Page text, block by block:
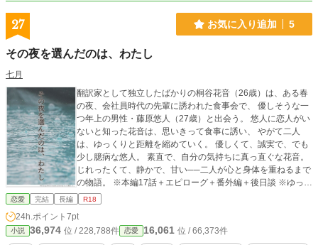
27 お気に入り追加 5
その夜を選んだのは、わたし
七月
翻訳家として独立したばかりの桐谷花音（26歳）は、ある春
の夜、会社員時代の先輩に誘われた食事会で、 優しそうな一
つ年上の男性・藤原悠人（27歳）と出会う。 悠人に恋人がい
ないと知った花音は、思いきって食事に誘い、 やがて二人
は、ゆっくりと距離を縮めていく。 優しくて、誠実で、でも
少し臆病な悠人。 素直で、自分の気持ちに真っ直ぐな花音。
じれったくて、静かで、甘い──二人が心と身体を重ねるまで
の物語。 ※本編17話＋エピローグ＋番外編＋後日談 ※ゆっく
り愛が深まる、大人のじれ甘恋愛です。 ※この作品には性描
ルズにも投稿されています。
恋愛 完結 長編 R18
24h.ポイント 7pt
小説 36,974 位 / 228,788件 恋愛 16,061 位 / 66,373件